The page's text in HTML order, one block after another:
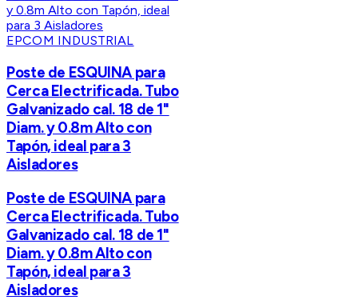
EPCOM INDUSTRIAL
Poste de ESQUINA para
Cerca Electrificada. Tubo
Galvanizado cal. 18 de 1"
Diam. y 0.8m Alto con
Tapón, ideal para 3
Aisladores
Poste de ESQUINA para
Cerca Electrificada. Tubo
Galvanizado cal. 18 de 1"
Diam. y 0.8m Alto con
Tapón, ideal para 3
Aisladores